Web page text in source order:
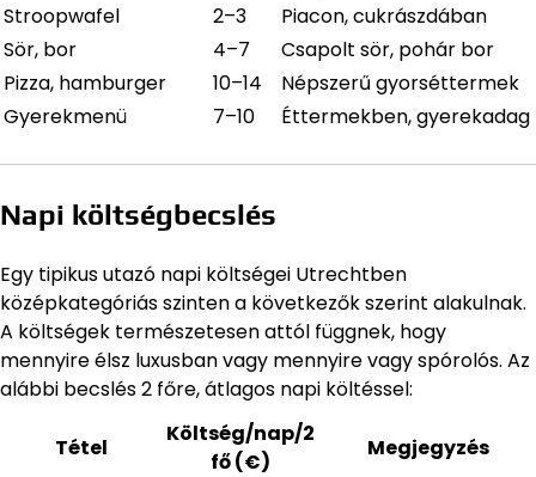
Stroopwafel
2–3
Piacon, cukrászdában
Sör, bor
4–7
Csapolt sör, pohár bor
Pizza, hamburger
10–14
Népszerű gyorséttermek
Gyerekmenü
7–10 Éttermekben, gyerekadag
Napi költségbecslés
Egy tipikus utazó napi költségei Utrechtben
középkategóriás szinten a következők szerint alakulnak.
A költségek természetesen attól függnek, hogy
mennyire élsz luxusban vagy mennyire vagy spórolós. Az
alábbi becslés 2 főre, átlagos napi költéssel:
Tétel
Költség/nap/2
fő (€)
Megjegyzés